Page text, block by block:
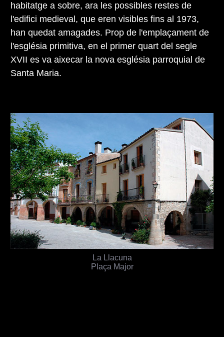
habitatge a sobre, ara les possibles restes de
l'edifici medieval, que eren visibles fins al 1973,
han quedat amagades. Prop de l'emplaçament de
l'església primitiva, en el primer quart del segle
XVII es va aixecar la nova església parroquial de
Santa Maria.
La Llacuna
Plaça Major